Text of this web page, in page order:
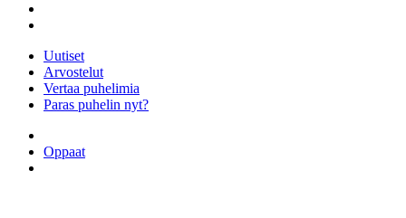
Uutiset
Arvostelut
Vertaa puhelimia
Paras puhelin nyt?
Oppaat